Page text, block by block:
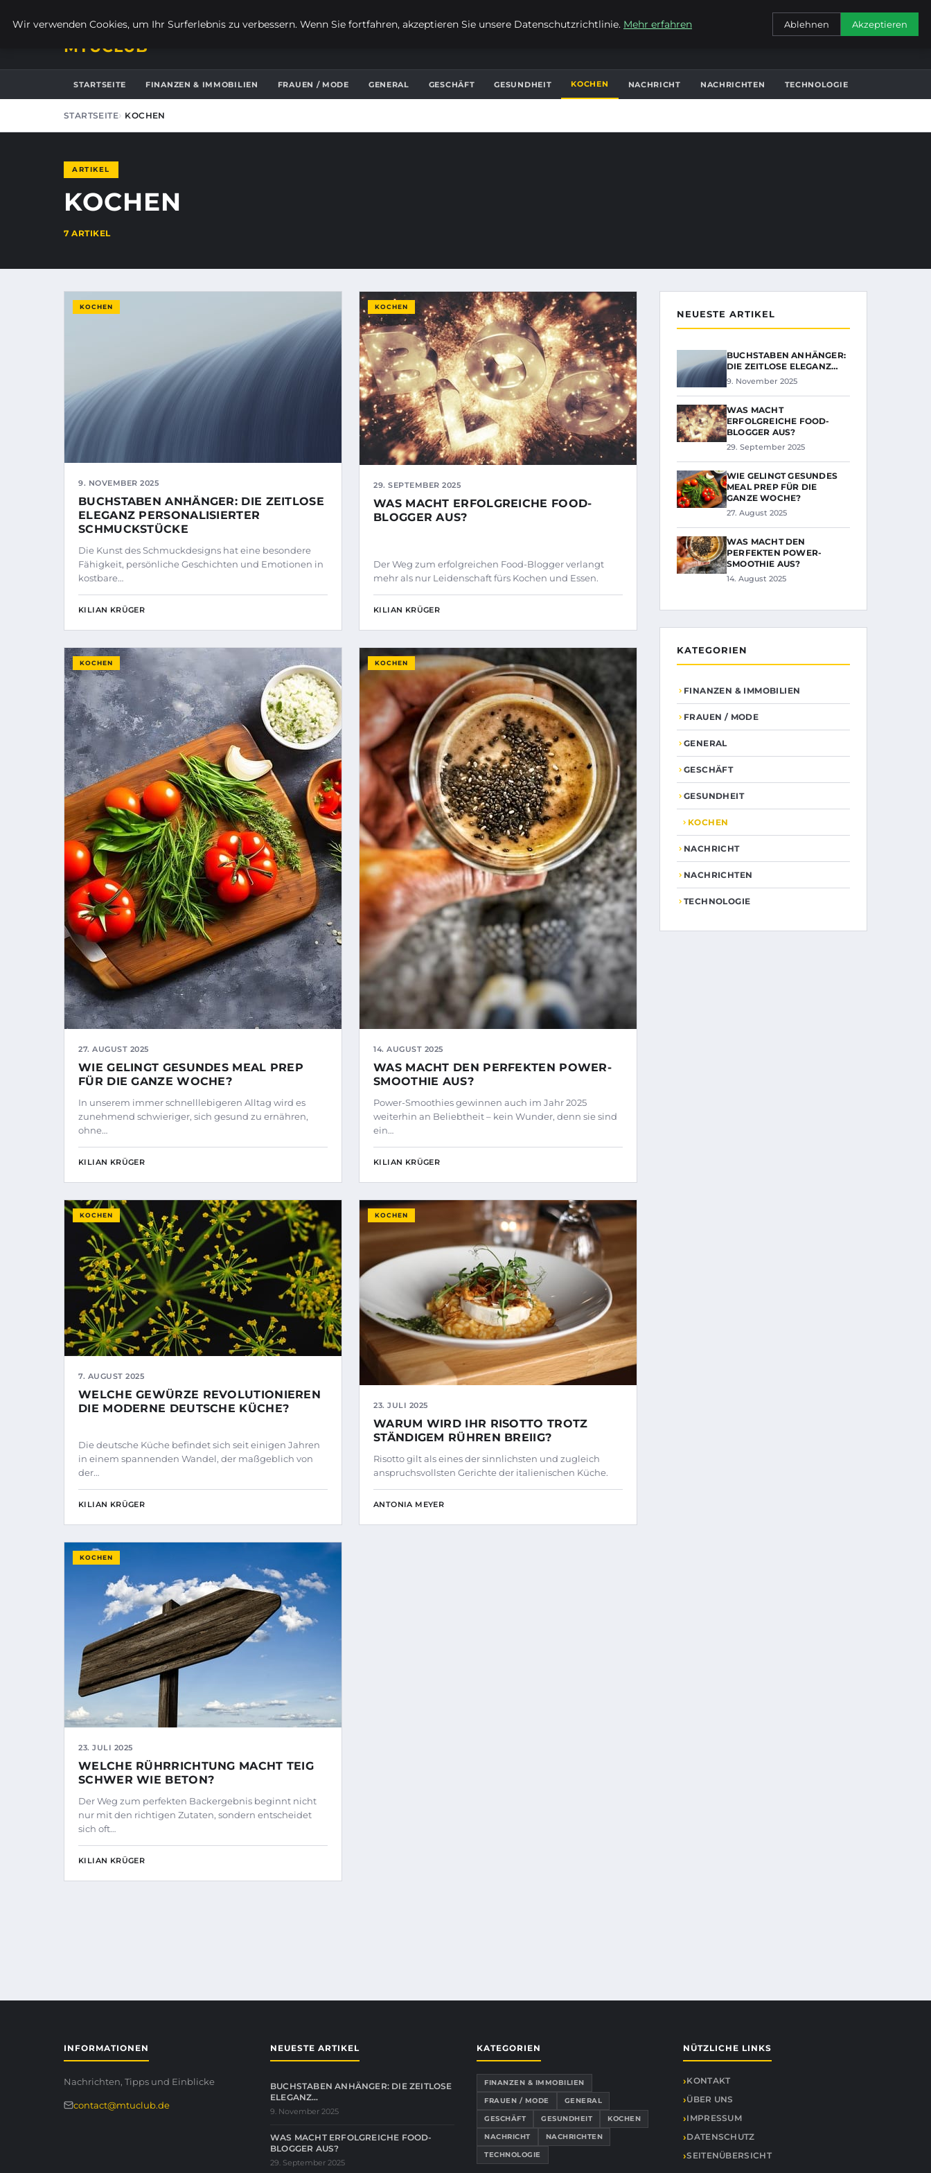
KONTAKT
MTUCLUB
STARTSEITE FINANZEN & IMMOBILIEN FRAUEN / MODE GENERAL GESCHÄFT GESUNDHEIT KOCHEN NACHRICHT NACHRICHTEN TECHNOLOGIE
STARTSEITE KOCHEN
ARTIKEL
KOCHEN
7 ARTIKEL
KOCHEN
9. NOVEMBER 2025
BUCHSTABEN ANHÄNGER: DIE ZEITLOSE
ELEGANZ PERSONALISIERTER
SCHMUCKSTÜCKE
Die Kunst des Schmuckdesigns hat eine besondere
Fähigkeit, persönliche Geschichten und Emotionen in
kostbare…
KILIAN KRÜGER
KOCHEN
29. SEPTEMBER 2025
WAS MACHT ERFOLGREICHE FOOD-
BLOGGER AUS?
Der Weg zum erfolgreichen Food-Blogger verlangt
mehr als nur Leidenschaft fürs Kochen und Essen.
KILIAN KRÜGER
KOCHEN
27. AUGUST 2025
WIE GELINGT GESUNDES MEAL PREP
FÜR DIE GANZE WOCHE?
In unserem immer schnelllebigeren Alltag wird es
zunehmend schwieriger, sich gesund zu ernähren,
ohne…
KILIAN KRÜGER
KOCHEN
14. AUGUST 2025
WAS MACHT DEN PERFEKTEN POWER-
SMOOTHIE AUS?
Power-Smoothies gewinnen auch im Jahr 2025
weiterhin an Beliebtheit – kein Wunder, denn sie sind
ein…
KILIAN KRÜGER
KOCHEN
7. AUGUST 2025
WELCHE GEWÜRZE REVOLUTIONIEREN
DIE MODERNE DEUTSCHE KÜCHE?
Die deutsche Küche befindet sich seit einigen Jahren
in einem spannenden Wandel, der maßgeblich von
der…
KILIAN KRÜGER
KOCHEN
23. JULI 2025
WARUM WIRD IHR RISOTTO TROTZ
STÄNDIGEM RÜHREN BREIIG?
Risotto gilt als eines der sinnlichsten und zugleich
anspruchsvollsten Gerichte der italienischen Küche.
ANTONIA MEYER
KOCHEN
23. JULI 2025
WELCHE RÜHRRICHTUNG MACHT TEIG
SCHWER WIE BETON?
Der Weg zum perfekten Backergebnis beginnt nicht
nur mit den richtigen Zutaten, sondern entscheidet
sich oft…
KILIAN KRÜGER
NEUESTE ARTIKEL
BUCHSTABEN ANHÄNGER:
DIE ZEITLOSE ELEGANZ…
9. November 2025
WAS MACHT
ERFOLGREICHE FOOD-
BLOGGER AUS?
29. September 2025
WIE GELINGT GESUNDES
MEAL PREP FÜR DIE
GANZE WOCHE?
27. August 2025
WAS MACHT DEN
PERFEKTEN POWER-
SMOOTHIE AUS?
14. August 2025
KATEGORIEN
FINANZEN & IMMOBILIEN
FRAUEN / MODE
GENERAL
GESCHÄFT
GESUNDHEIT
KOCHEN
NACHRICHT
NACHRICHTEN
TECHNOLOGIE
INFORMATIONEN
Nachrichten, Tipps und Einblicke
contact@mtuclub.de
NEUESTE ARTIKEL
BUCHSTABEN ANHÄNGER: DIE ZEITLOSE
ELEGANZ…
9. November 2025
WAS MACHT ERFOLGREICHE FOOD-
BLOGGER AUS?
29. September 2025
KATEGORIEN
FINANZEN & IMMOBILIEN
FRAUEN / MODE
GENERAL
GESCHÄFT
GESUNDHEIT
KOCHEN
NACHRICHT
NACHRICHTEN
TECHNOLOGIE
NÜTZLICHE LINKS
KONTAKT
ÜBER UNS
IMPRESSUM
DATENSCHUTZ
SEITENÜBERSICHT
Wir verwenden Cookies, um Ihr Surferlebnis zu verbessern. Wenn Sie fortfahren, akzeptieren Sie unsere Datenschutzrichtlinie. Mehr erfahren Ablehnen Akzeptieren